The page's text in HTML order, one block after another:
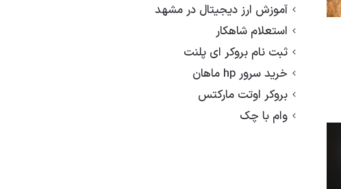
آموزش ارز دیجیتال در مشهد
استعلام شاهکار
ثبت نام بروکر ای پلنت
خرید سرور hp ماهان
بروکر اوتت مارکتس
وام با چک